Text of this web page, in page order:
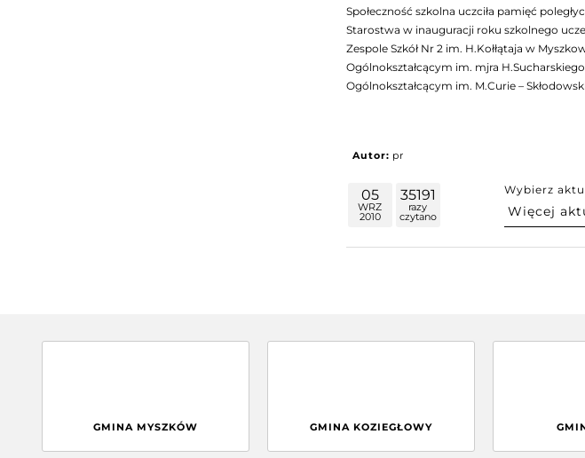
Społeczność szkolna uczciła pamięć
Starostwa w inauguracji roku szkolnego
Zespole Szkół Nr 2 im. H.Kołłątaja w
Ogólnokształcącym im. mjra
Ogólnokształcącym im. M.Curie –
Autor: pr
05
WRZ
2010
35191
razy
czytano
Wybierz
GMINA MYSZKÓW GMINA KOZIEGŁOWY